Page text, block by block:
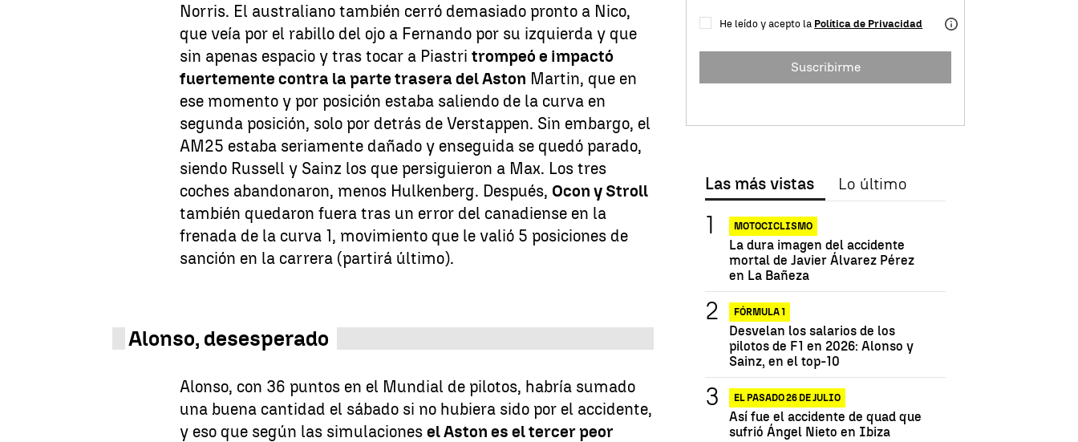
Norris. El australiano también cerró demasiado pronto a Nico,
que veía por el rabillo del ojo a Fernando por su izquierda y que
sin apenas espacio y tras tocar a Piastritrompeó e impactó
fuertemente contra la parte trasera del Aston Martin, que en
ese momento y por posición estaba saliendo de la curva en
segunda posición, solo por detrás de Verstappen. Sin embargo, el
AM25 estaba seriamente dañado y enseguida se quedó parado,
siendo Russell y Sainz los que persiguieron a Max. Los tres
coches abandonaron, menos Hulkenberg. Después, Ocon y Stroll
también quedaron fuera tras un error del canadiense en la
frenada de la curva 1, movimiento que le valió 5 posiciones de
sanción en la carrera (partirá último).
Alonso, desesperado
Alonso, con 36 puntos en el Mundial de pilotos, habría sumado
una buena cantidad el sábado si no hubiera sido por el accidente,
y eso que según las simulacionesel Aston es el tercer peor
He leído y acepto la Política de Privacidad
Suscribirme
Las más vistas Lo último
MOTOCICLISMO
La dura imagen del accidente
mortal de Javier Álvarez Pérez
en La Bañeza
FÓRMULA 1
Desvelan los salarios de los
pilotos de F1 en 2026: Alonso y
Sainz, en el top-10
EL PASADO 26 DE JULIO
Así fue el accidente de quad que
sufrió Ángel Nieto en Ibiza